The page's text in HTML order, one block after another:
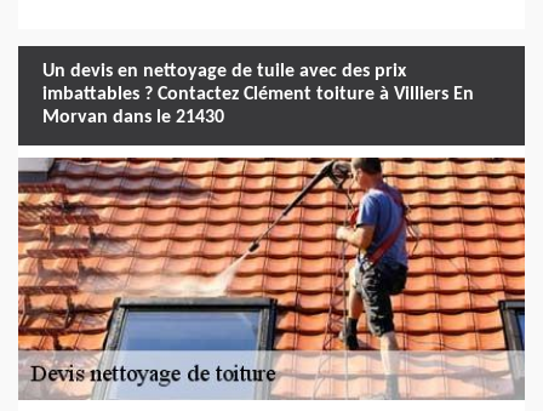
Un devis en nettoyage de tuile avec des prix
imbattables ? Contactez Clément toiture à Villiers En
Morvan dans le 21430